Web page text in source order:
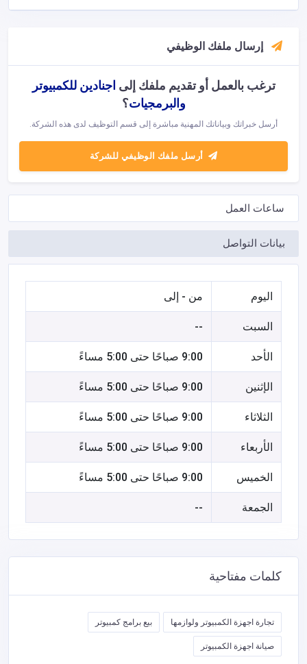
إرسال ملفك الوظيفي
ترغب بالعمل أو تقديم ملفك إلى اجنادين للكمبيوتر
والبرمجيات؟
أرسل خبراتك وبياناتك المهنية مباشرة إلى قسم التوظيف لدى هذه الشركة.
أرسل ملفك الوظيفي للشركة
ساعات العمل
بيانات التواصل
اليوم من - إلى
السبت --
الأحد 9:00 صباحًا حتى 5:00 مساءً
الإثنين 9:00 صباحًا حتى 5:00 مساءً
الثلاثاء 9:00 صباحًا حتى 5:00 مساءً
الأربعاء 9:00 صباحًا حتى 5:00 مساءً
الخميس 9:00 صباحًا حتى 5:00 مساءً
الجمعة --
كلمات مفتاحية
تجارة اجهزة الكمبيوتر ولوازمها بيع برامج كمبيوتر
صيانة اجهزة الكمبيوتر